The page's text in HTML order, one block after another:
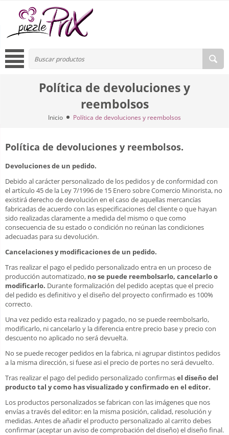
Política de devoluciones y
reembolsos
Inicio Política de devoluciones y reembolsos
Política de devoluciones y reembolsos.
Devoluciones de un pedido.
Debido al carácter personalizado de los pedidos y de conformidad con
el artículo 45 de la Ley 7/1996 de 15 Enero sobre Comercio Minorista, no
existirá derecho de devolución en el caso de aquellas mercancías
fabricadas de acuerdo con las especificaciones del cliente o que hayan
sido realizadas claramente a medida del mismo o que como
consecuencia de su estado o condición no reúnan las condiciones
adecuadas para su devolución.
Cancelaciones y modificaciones de un pedido.
Tras realizar el pago el pedido personalizado entra en un proceso de
producción automatizado, no se puede reembolsarlo, cancelarlo o
modificarlo. Durante formalización del pedido aceptas que el precio
del pedido es definitivo y el diseño del proyecto confirmado es 100%
correcto.
Una vez pedido esta realizado y pagado, no se puede reembolsarlo,
modificarlo, ni cancelarlo y la diferencia entre precio base y precio con
descuento no aplicado no será devuelta.
No se puede recoger pedidos en la fabrica, ni agrupar distintos pedidos
a la misma dirección, si fuese asi el precio de portes no será devuelto.
Tras realizar el pago del pedido personalizado confirmasel diseño del
producto tal y como has visualizado y confirmado en el editor.
Los productos personalizados se fabrican con las imágenes que nos
envías a través del editor: en la misma posición, calidad, resolución y
medidas. Antes de añadir el producto personalizado al carrito debes
confirmar (aceptar un aviso de comprobación del diseño) el diseño final.